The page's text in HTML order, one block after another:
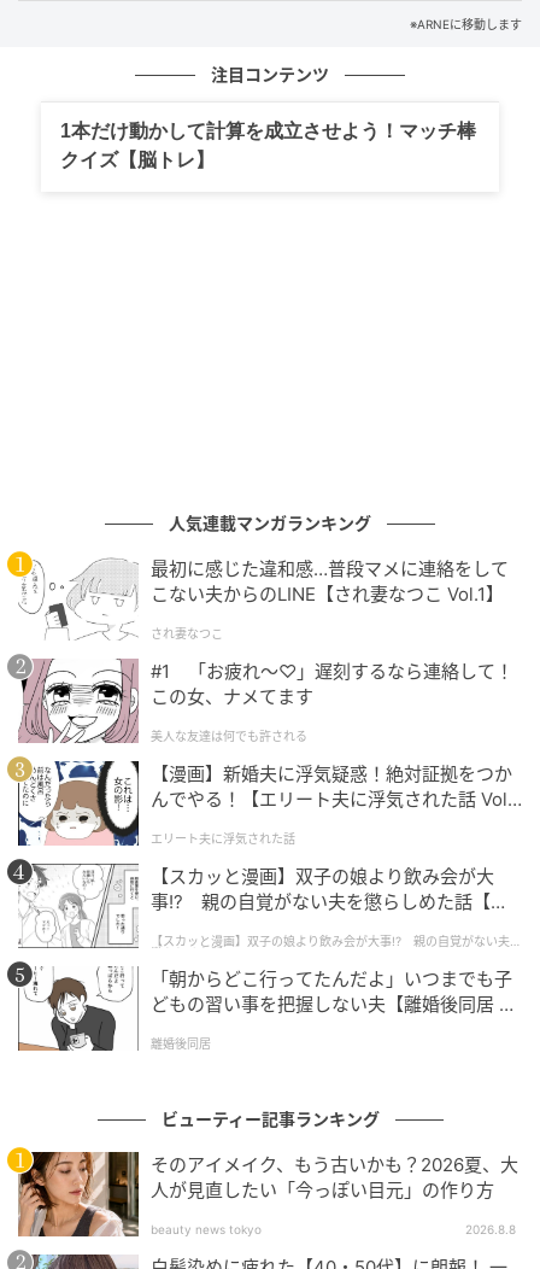
PA++++のUVケアに加え、水分感、トーンアップ、持
ンデーションの下地としてはもちろん、単独使いもお
画像：PR TIMES
メイクの持続力を高めてくれるプライマーです。毛穴
や凹凸を隙間なく埋める1層、肌に潤いを与える1層、
メイクアップと肌を密着させる1層の、計3層のゲル
で、毛穴や凹凸が目立たない肌に。
第3位：ヴィム ビューティー キープコンフィ
デンスパウダー（2,300円）
※ARNEに移動します
注目コンテンツ
1本だけ動かして計算を成立させよう！マッチ棒
クイズ【脳トレ】
人気連載マンガランキング
最初に感じた違和感…普段マメに連絡をして
こない夫からのLINE【され妻なつこ Vol.1】
され妻なつこ
#1 「お疲れ〜♡」遅刻するなら連絡して！
この女、ナメてます
美人な友達は何でも許される
【漫画】新婚夫に浮気疑惑！絶対証拠をつか
んでやる！【エリート夫に浮気された話 Vol.
エリート夫に浮気された話
【スカッと漫画】双子の娘より飲み会が大
事!? 親の自覚がない夫を懲らしめた話【第1
【スカッと漫画】双子の娘より飲み会が大事!? 親の自覚がない夫を
懲らしめた話
「朝からどこ行ってたんだよ」いつまでも子
どもの習い事を把握しない夫【離婚後同居 Vo
離婚後同居
ビューティー記事ランキング
そのアイメイク、もう古いかも？2026夏、大
人が見直したい「今っぽい目元」の作り方
beauty news tokyo 2026.8.8